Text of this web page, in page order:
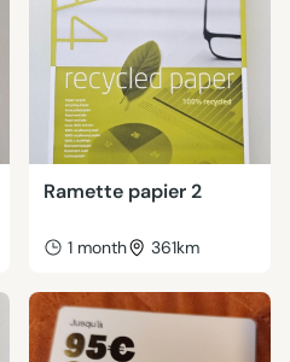
Ramette papier 2
1 month 361km